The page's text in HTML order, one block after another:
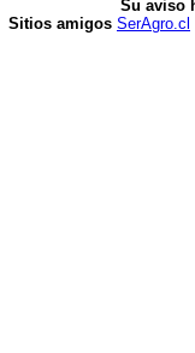
Su aviso
Sitios amigos SerAgro.cl